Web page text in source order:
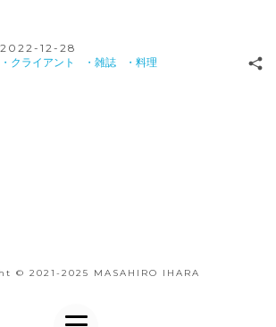
2022-12-28
・クライアント
・雑誌 ・料理
© 2021-2025 MASAHIRO IHARA